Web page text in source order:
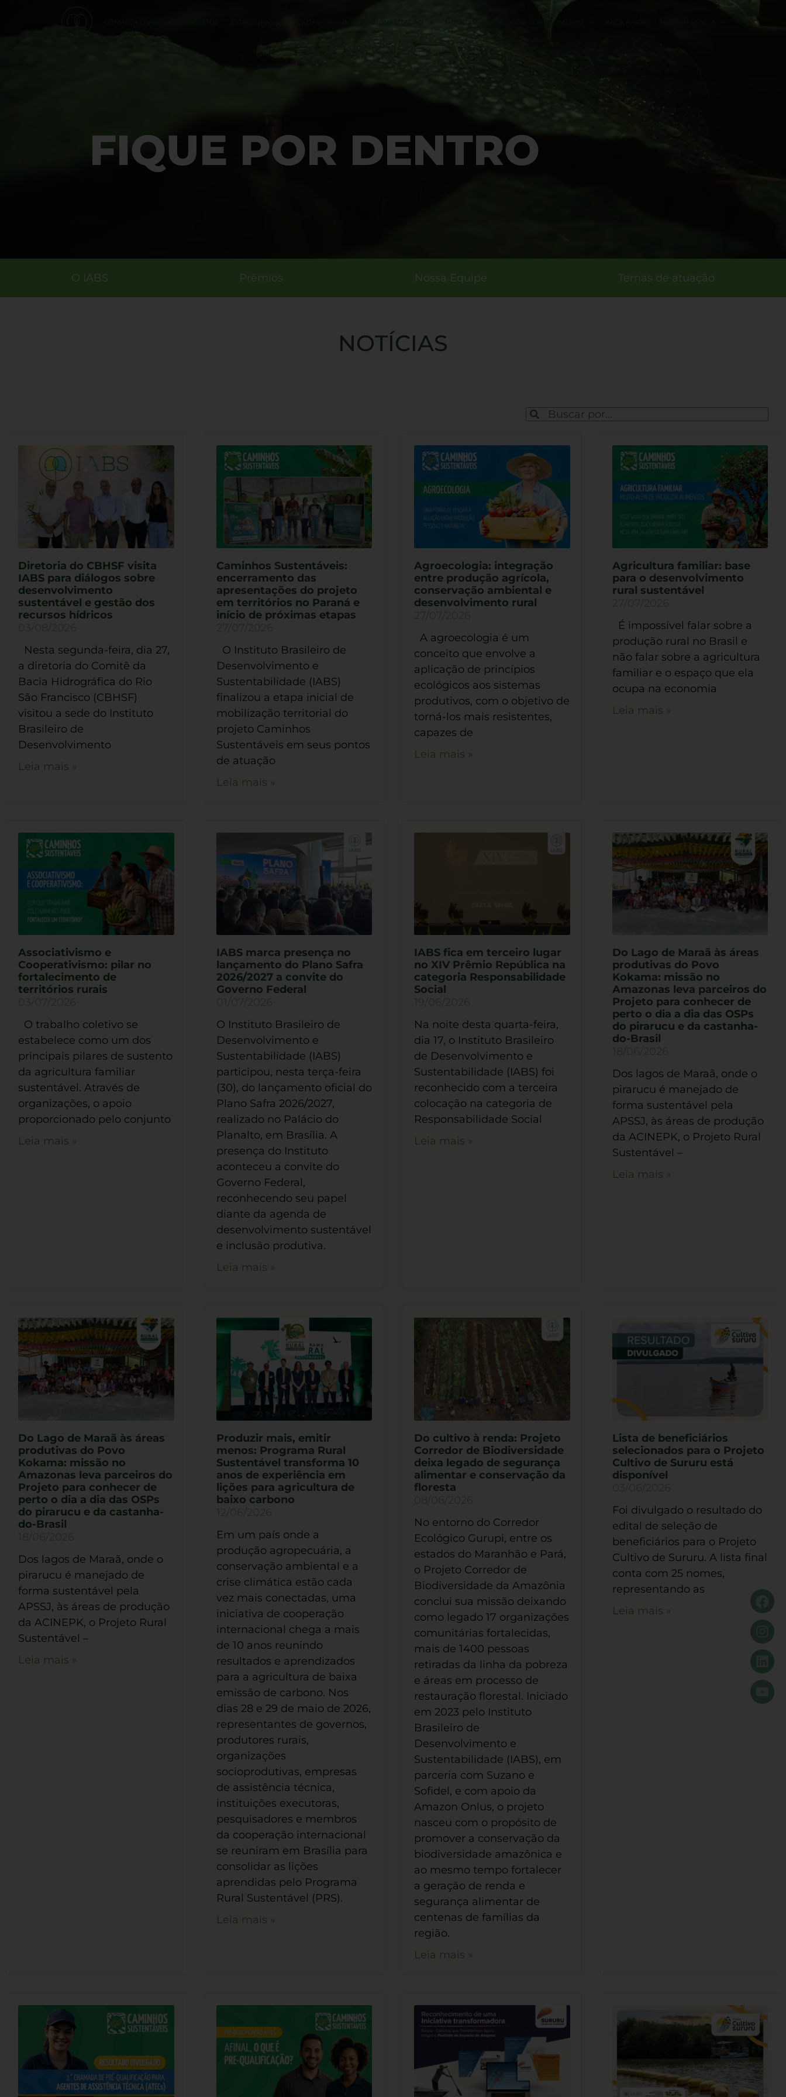
FIQUE POR DENTRO
O IABS Prêmios Nossa Equipe Temas de atuação
NOTÍCIAS
Diretoria do CBHSF visita
IABS para diálogos sobre
desenvolvimento
sustentável e gestão dos
recursos hídricos
Nesta segunda-feira, dia 27,
a diretoria do Comitê da
Bacia Hidrográfica do Rio
São Francisco (CBHSF)
visitou a sede do Instituto
Brasileiro de
Desenvolvimento
Leia mais »
Caminhos Sustentáveis:
encerramento das
apresentações do projeto
em territórios no Paraná e
início de próximas etapas
O Instituto Brasileiro de
Desenvolvimento e
Sustentabilidade (IABS)
finalizou a etapa inicial de
mobilização territorial do
projeto Caminhos
Sustentáveis em seus pontos
de atuação
Leia mais »
Agroecologia: integração
entre produção agrícola,
conservação ambiental e
desenvolvimento rural
A agroecologia é um
conceito que envolve a
aplicação de princípios
ecológicos aos sistemas
produtivos, com o objetivo de
torná-los mais resistentes,
capazes de
Leia mais »
Agricultura familiar: base
para o desenvolvimento
rural sustentável
É impossível falar sobre a
produção rural no Brasil e
não falar sobre a agricultura
familiar e o espaço que ela
ocupa na economia
Leia mais »
Associativismo e
Cooperativismo: pilar no
fortalecimento de
territórios rurais
O trabalho coletivo se
estabelece como um dos
principais pilares de sustento
da agricultura familiar
sustentável. Através de
organizações, o apoio
proporcionado pelo conjunto
Leia mais »
IABS marca presença no
lançamento do Plano Safra
2026/2027 a convite do
Governo Federal
O Instituto Brasileiro de
Desenvolvimento e
Sustentabilidade (IABS)
participou, nesta terça-feira
(30), do lançamento oficial do
Plano Safra 2026/2027,
realizado no Palácio do
Planalto, em Brasília. A
presença do Instituto
aconteceu a convite do
Governo Federal,
reconhecendo seu papel
diante da agenda de
desenvolvimento sustentável
e inclusão produtiva.
Leia mais »
IABS fica em terceiro lugar
no XIV Prêmio República na
categoria Responsabilidade
Social
Na noite desta quarta-feira,
dia 17, o Instituto Brasileiro
de Desenvolvimento e
Sustentabilidade (IABS) foi
reconhecido com a terceira
colocação na categoria de
Responsabilidade Social
Leia mais »
Do Lago de Maraã às áreas
produtivas do Povo
Kokama: missão no
Amazonas leva parceiros do
Projeto para conhecer de
perto o dia a dia das OSPs
do pirarucu e da castanha-
do-Brasil
Dos lagos de Maraã, onde o
pirarucu é manejado de
forma sustentável pela
APSSJ, às áreas de produção
da ACINEPK, o Projeto Rural
Sustentável –
Leia mais »
Do Lago de Maraã às áreas
produtivas do Povo
Kokama: missão no
Amazonas leva parceiros do
Projeto para conhecer de
perto o dia a dia das OSPs
do pirarucu e da castanha-
do-Brasil
Dos lagos de Maraã, onde o
pirarucu é manejado de
forma sustentável pela
APSSJ, às áreas de produção
da ACINEPK, o Projeto Rural
Sustentável –
Leia mais »
Produzir mais, emitir
menos: Programa Rural
Sustentável transforma 10
anos de experiência em
lições para agricultura de
baixo carbono
Em um país onde a
produção agropecuária, a
conservação ambiental e a
crise climática estão cada
vez mais conectadas, uma
iniciativa de cooperação
internacional chega a mais
de 10 anos reunindo
resultados e aprendizados
para a agricultura de baixa
emissão de carbono. Nos
dias 28 e 29 de maio de 2026,
representantes de governos,
produtores rurais,
organizações
socioprodutivas, empresas
de assistência técnica,
instituições executoras,
pesquisadores e membros
da cooperação internacional
se reuniram em Brasília para
consolidar as lições
aprendidas pelo Programa
Rural Sustentável (PRS).
Leia mais »
Do cultivo à renda: Projeto
Corredor de Biodiversidade
deixa legado de segurança
alimentar e conservação da
floresta
No entorno do Corredor
Ecológico Gurupi, entre os
estados do Maranhão e Pará,
o Projeto Corredor de
Biodiversidade da Amazônia
conclui sua missão deixando
como legado 17 organizações
comunitárias fortalecidas,
mais de 1400 pessoas
retiradas da linha da pobreza
e áreas em processo de
restauração florestal. Iniciado
em 2023 pelo Instituto
Brasileiro de
Desenvolvimento e
Sustentabilidade (IABS), em
parceria com Suzano e
Sofidel, e com apoio da
Amazon Onlus, o projeto
nasceu com o propósito de
promover a conservação da
biodiversidade amazônica e
ao mesmo tempo fortalecer
a geração de renda e
segurança alimentar de
centenas de famílias da
região.
Leia mais »
Lista de beneficiários
selecionados para o Projeto
Cultivo de Sururu está
disponível
Foi divulgado o resultado do
edital de seleção de
beneficiários para o Projeto
Cultivo de Sururu. A lista final
conta com 25 nomes,
representando as
Leia mais »